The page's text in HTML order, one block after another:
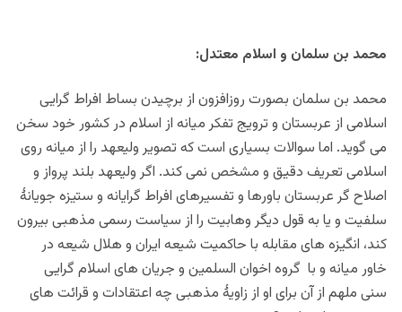
محمد بن سلمان و اسلام معتدل:
محمد بن سلمان بصورت روزافزون از برچیدن بساط افراط گرایی
اسلامی از عربستان و ترویج تفکر میانه از اسلام در کشور خود سخن
می گوید. اما سوالات بسیاری است که تصویر ولیعهد را از میانه روی
اسلامی تعریف دقیق و مشخص نمی کند. اگر ولیعهد بلند پرواز و
اصلاح گر عربستان باورها و تفسیرهای افراط گرایانه و ستیزه جویانۀ
سلفیت و یا به قول دیگر وهابیت را از سیاست رسمی مذهبی بیرون
کند، انگیزه های مقابله با حاکمیت شیعه ایران و هلال شیعه در
خاور میانه و با گروه اخوان السلمین و جریان های اسلام گرایی
سنی ملهم از آن برای او از زاویۀ مذهبی چه اعتقادات و قرائت های